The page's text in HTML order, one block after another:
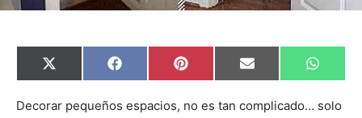
C
o
p
X
(
w
C
o
p
F
a
e
C
o
p
P
i
t
C
o
p
E
m
i
C
o
p
W
h
t
Decorar pequeños espacios, no es tan complicado… solo